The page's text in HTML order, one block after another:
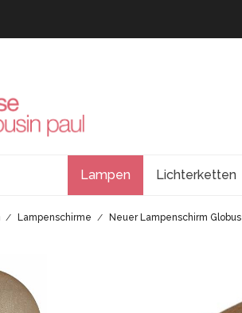
Lampen Lichterketten
Lampenschirme Neuer Lampenschirm Globus